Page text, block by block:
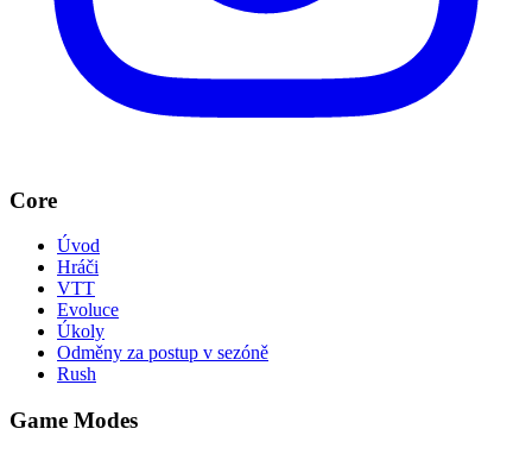
Core
Úvod
Hráči
VTT
Evoluce
Úkoly
Odměny za postup v sezóně
Rush
Game Modes